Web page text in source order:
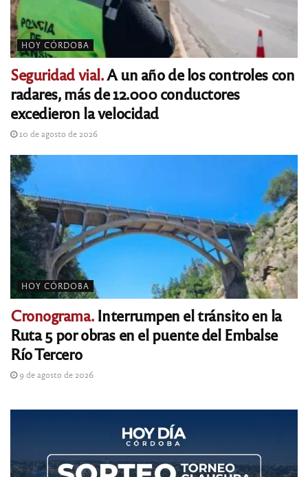
HOY CÓRDOBA
Seguridad vial.A un año de los controles con
radares, más de 12.000 conductores
excedieron la velocidad
10 de agosto de 2026
HOY CÓRDOBA
Cronograma.Interrumpen el tránsito en la
Ruta 5 por obras en el puente del Embalse
Río Tercero
9 de agosto de 2026